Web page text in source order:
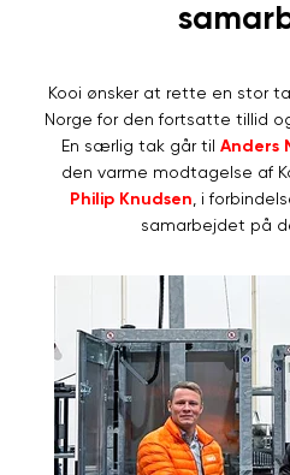
Kooi ønsker at rette en stor
Norge for den fortsatte tillid
En særlig tak går til Anders
den varme modtagelse af
Philip Knudsen , i
samarbejdet på